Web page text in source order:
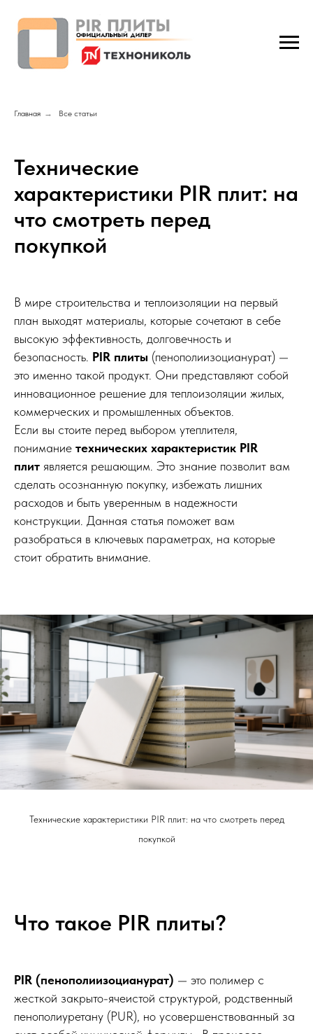
Главная → Все статьи
Технические
характеристики PIR плит: на
что смотреть перед
покупкой
В мире строительства и теплоизоляции на первый
план выходят материалы, которые сочетают в себе
высокую эффективность, долговечность и
безопасность. PIR плиты (пенополиизоцианурат) —
это именно такой продукт. Они представляют собой
инновационное решение для теплоизоляции жилых,
коммерческих и промышленных объектов.
Если вы стоите перед выбором утеплителя,
понимание технических характеристик PIR
плит является решающим. Это знание позволит вам
сделать осознанную покупку, избежать лишних
расходов и быть уверенным в надежности
конструкции. Данная статья поможет вам
разобраться в ключевых параметрах, на которые
стоит обратить внимание.
Технические характеристики PIR плит: на что смотреть перед
покупкой
Что такое PIR плиты?
PIR (пенополиизоцианурат) — это полимер с
жесткой закрыто-ячеистой структурой, родственный
пенополиуретану (PUR), но усовершенствованный за